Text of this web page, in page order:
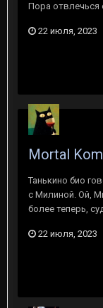
Пора отвлечься
22 июля, 2023
Mortal
Танькино био
с Милиной. Ой,
более теперь,
22 июля, 2023